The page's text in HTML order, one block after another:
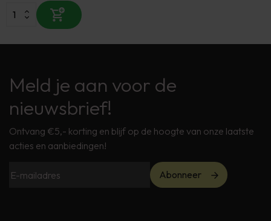
Meld je aan voor de
nieuwsbrief!
Ontvang €5,- korting en blijf op de hoogte van onze laatste
acties en aanbiedingen!
Abonneer